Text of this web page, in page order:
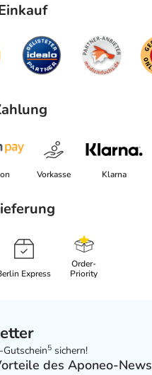
Vorkasse Klarna
Express
Order-
Priority
5 sichern!
des Aponeo-